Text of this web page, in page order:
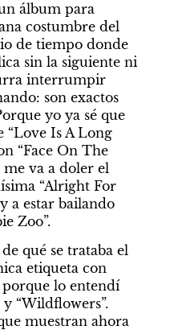
álbum para
costumbre del
de tiempo donde
sin la siguiente ni
interrumpir
son exactos
yo ya sé que
“Love Is A Long
“Face On The
me va a doler el
“Alright For
a estar bailando
Zoo”.
qué se trataba el
etiqueta con
porque lo entendí
“Wildflowers”.
muestran ahora